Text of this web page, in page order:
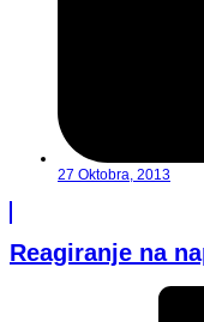
27 Oktobra, 2013
Reagiranje na